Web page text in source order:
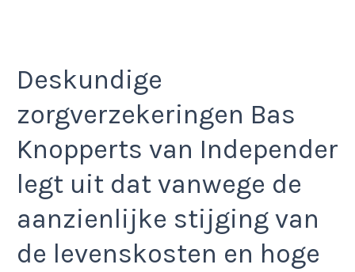
Deskundige
zorgverzekeringen Bas
Knopperts van Independer
legt uit dat vanwege de
aanzienlijke stijging van
de levenskosten en hoge